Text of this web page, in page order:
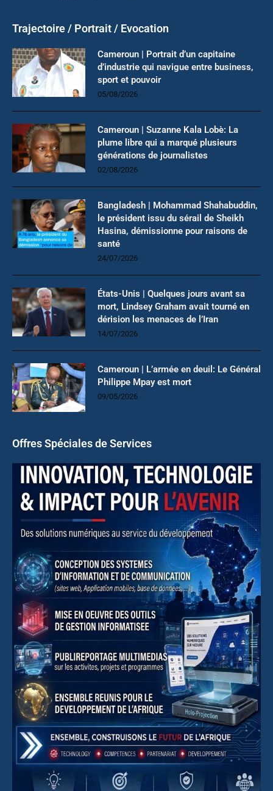
Trajectoire / Portrait / Evocation
Cameroun | Portrait d’un capitaine
d’industrie qui navigue entre business,
sport et pouvoir
05/08/2026
Cameroun | Suzanne Kala Lobè: La
plume libre qui a marqué plusieurs
générations de journalistes
02/08/2026
Bangladesh | Mohammad Shahabuddin,
le président issu du sérail de Sheikh
Hasina, démissionne pour raisons de
santé
24/07/2026
États-Unis | Quelques jours avant sa
mort, Lindsey Graham avait tourné en
dérision les menaces de l’Iran
14/07/2026
Cameroun | L’armée en deuil: Le Général
Philippe Mpay est mort
09/05/2026
Offres Spéciales de Services